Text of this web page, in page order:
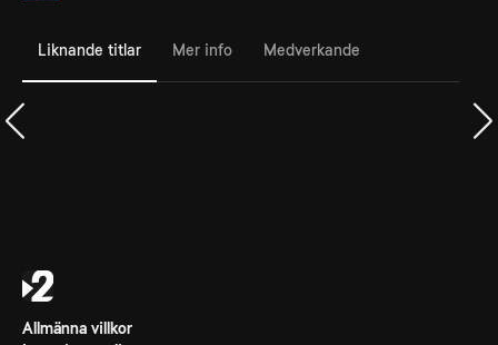
Liknande titlar Mer info Medverkande
Allmänna villkor